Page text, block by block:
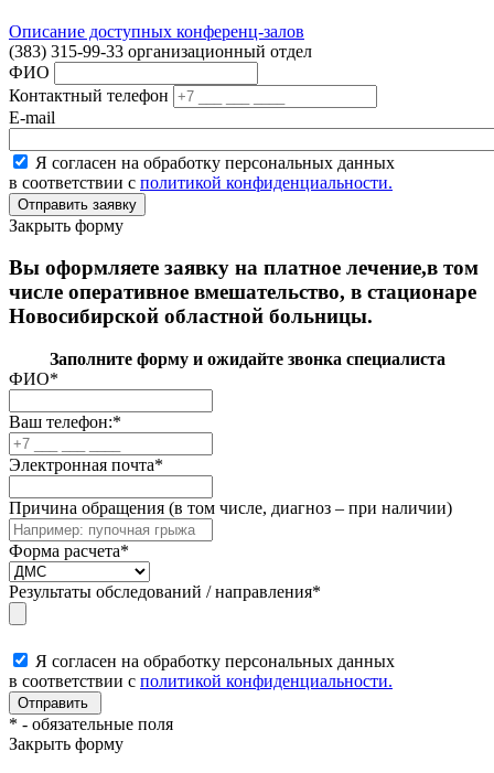
Описание доступных конференц-залов
(383) 315-99-33 организационный отдел
ФИО
Контактный телефон
E-mail
Я согласен на обработку персональных данных
в соответствии с политикой конфиденциальности.
Закрыть форму
Вы оформляете заявку на платное лечение,в том
числе оперативное вмешательство, в стационаре
Новосибирской областной больницы.
Заполните форму и ожидайте звонка специалиста
ФИО*
Ваш телефон:*
Электронная почта*
Причина обращения (в том числе, диагноз – при наличии)
Форма расчета*
Результаты обследований / направления*
Я согласен на обработку персональных данных
в соответствии с политикой конфиденциальности.
* - обязательные поля
Закрыть форму